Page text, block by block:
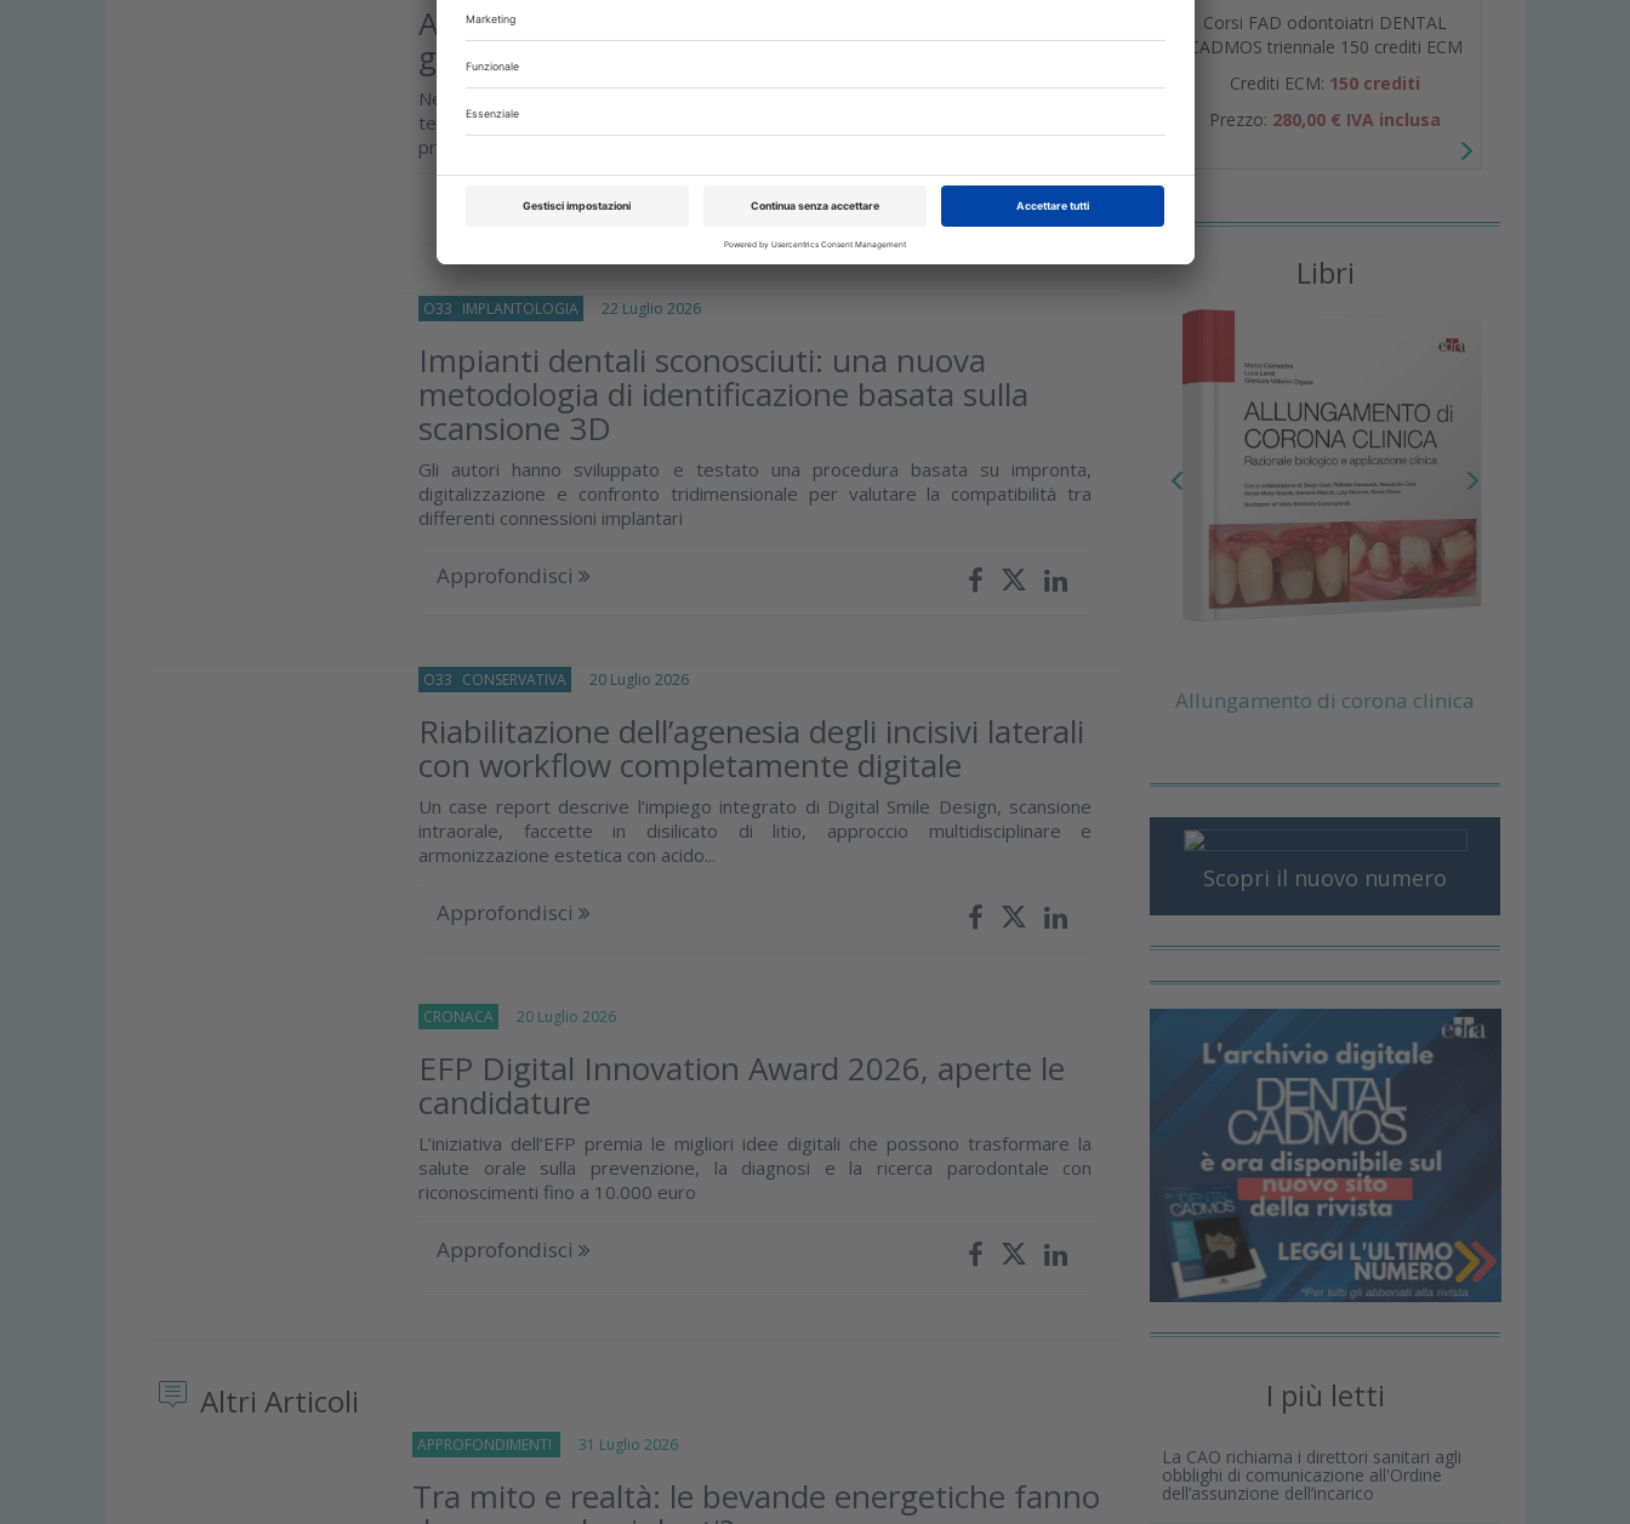
AI in odontoiatria: i dentisti la vogliono per
gestire lo studio, non per decidere le cure
Negli Stati Uniti il 43,3% degli odontoiatri utilizza già strumenti di AI. La
tecnologia convince per burocrazia e segreteria, ma non sostituisce il giudizio
professionale
Approfondisci
O33 IMPLANTOLOGIA 22 Luglio 2026
Impianti dentali sconosciuti: una nuova
metodologia di identificazione basata sulla
scansione 3D
Gli autori hanno sviluppato e testato una procedura basata su impronta,
digitalizzazione e confronto tridimensionale per valutare la compatibilità tra
differenti connessioni implantari
Approfondisci
O33 CONSERVATIVA 20 Luglio 2026
Riabilitazione dell’agenesia degli incisivi laterali
con workflow completamente digitale
Un case report descrive l’impiego integrato di Digital Smile Design, scansione
intraorale, faccette in disilicato di litio, approccio multidisciplinare e
armonizzazione estetica con acido...
Approfondisci
CRONACA 20 Luglio 2026
EFP Digital Innovation Award 2026, aperte le
candidature
L’iniziativa dell’EFP premia le migliori idee digitali che possono trasformare la
salute orale sulla prevenzione, la diagnosi e la ricerca parodontale con
riconoscimenti fino a 10.000 euro
Approfondisci
Altri Articoli
APPROFONDIMENTI 31 Luglio 2026
Tra mito e realtà: le bevande energetiche fanno
Corsi FAD odontoiatri DENTAL
CADMOS triennale 150 crediti ECM
Crediti ECM: 150 crediti
Prezzo: 280,00 € IVA inclusa
Libri
Allungamento di corona clinica
Scopri il nuovo numero
I più letti
La CAO richiama i direttori sanitari agli
obblighi di comunicazione all'Ordine
dell’assunzione dell’incarico